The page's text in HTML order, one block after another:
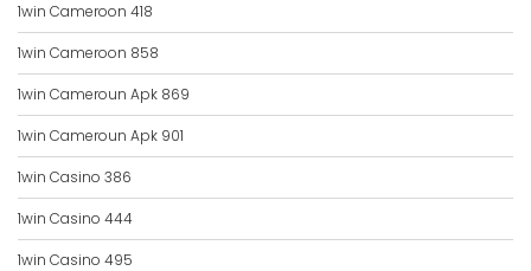
1win Cameroon 418
1win Cameroon 858
1win Cameroun Apk 869
1win Cameroun Apk 901
1win Casino 386
1win Casino 444
1win Casino 495